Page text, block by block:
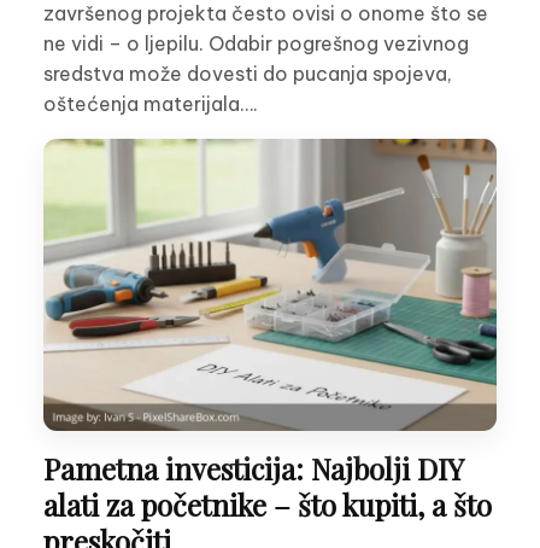
završenog projekta često ovisi o onome što se
ne vidi – o ljepilu. Odabir pogrešnog vezivnog
sredstva može dovesti do pucanja spojeva,
oštećenja materijala….
Pametna investicija: Najbolji DIY
alati za početnike – što kupiti, a što